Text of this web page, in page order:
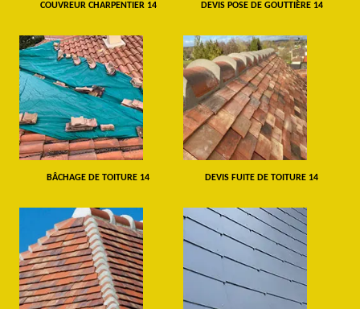
COUVREUR CHARPENTIER 14 DEVIS POSE DE GOUTTIÈRE 14
BÂCHAGE DE TOITURE 14 DEVIS FUITE DE TOITURE 14